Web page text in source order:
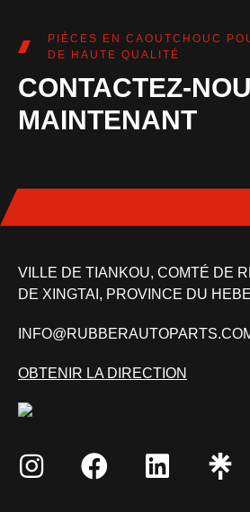
PIÈCES EN CAOUTCHOUC
DE HAUTE QUALITÉ
CONTACTEZ-
MAINTENANT
VILLE DE TIANKOU, COMTÉ DE
DE XINGTAI, PROVINCE DU
OBTENIR LA DIRECTION